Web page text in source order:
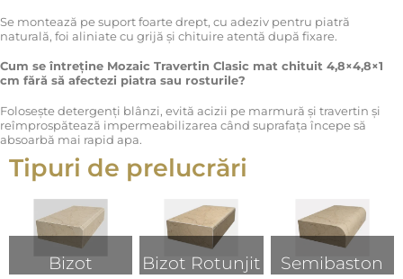
Se montează pe suport foarte drept, cu adeziv pentru piatră
naturală, foi aliniate cu grijă și chituire atentă după fixare.
Cum se întreține Mozaic Travertin Clasic mat chituit 4,8×4,8×1
cm fără să afectezi piatra sau rosturile?
Folosește detergenți blânzi, evită acizii pe marmură și travertin și
reîmprospătează impermeabilizarea când suprafața începe să
absoarbă mai rapid apa.
Tipuri de prelucrări
Bizot Bizot Rotunjit Semibaston